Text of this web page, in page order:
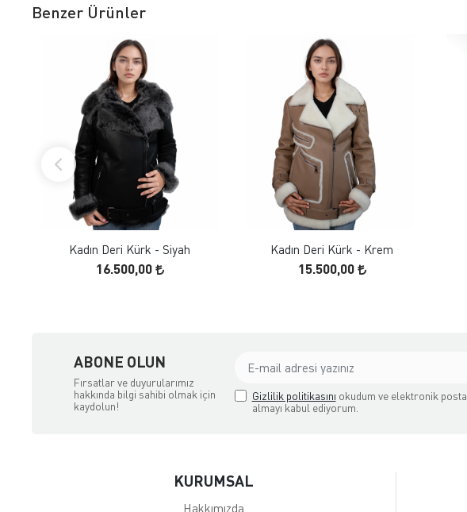
Benzer Ürünler
FAVORILERE EKLE
ÜRÜN İNCELE
Kadın Deri Kürk - Siyah
16.500,00
FAVORILERE EKLE
ÜRÜN İNCELE
Kadın Deri Kürk - Krem
15.500,00
ABONE OLUN
Fırsatlar ve duyurularımız
hakkında bilgi sahibi olmak için
kaydolun!
Gizlilik politikasını okudum ve elektronik posta
almayı kabul ediyorum.
KURUMSAL
Hakkımızda